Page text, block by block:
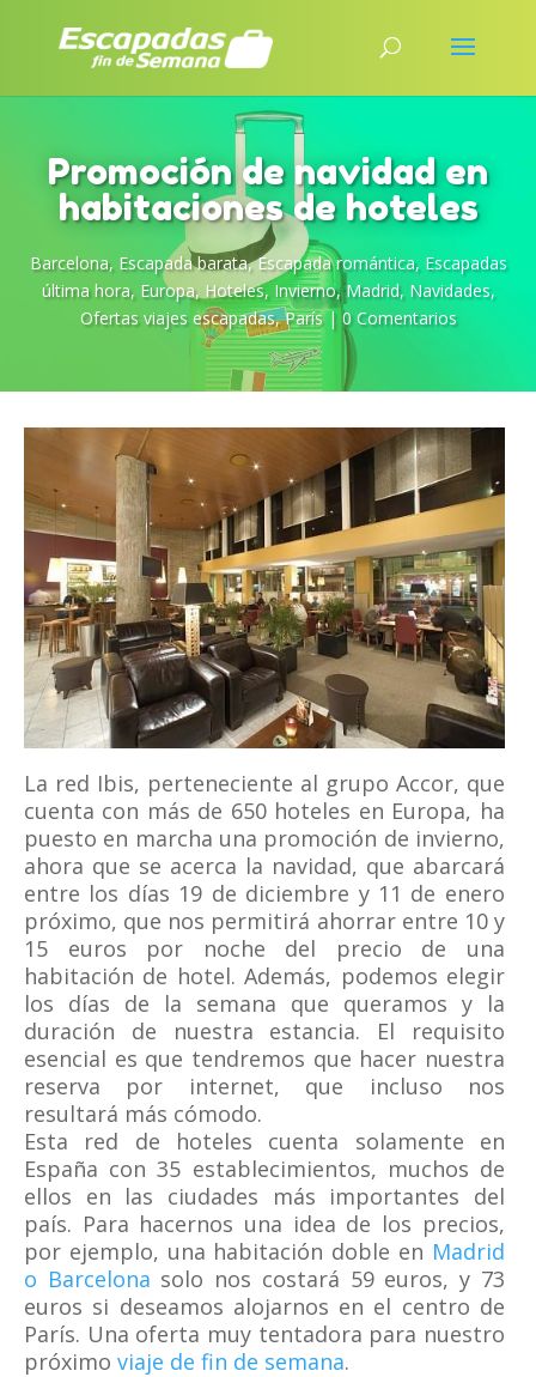
Promoción de navidad en
habitaciones de hoteles
Barcelona, Escapada barata,Escapada romántica, Escapadas
última hora, Europa, Hoteles, Invierno,Madrid, Navidades,
Ofertas viajes escapadas,París| 0 Comentarios
La red Ibis, perteneciente al grupo Accor, que
cuenta con más de 650 hoteles en Europa, ha
puesto en marcha una promoción de invierno,
ahora que se acerca la navidad, que abarcará
entre los días 19 de diciembre y 11 de enero
próximo, que nos permitirá ahorrar entre 10 y
15 euros por noche del precio de una
habitación de hotel. Además, podemos elegir
los días de la semana que queramos y la
duración de nuestra estancia. El requisito
esencial es que tendremos que hacer nuestra
reserva por internet, que incluso nos
resultará más cómodo.
Esta red de hoteles cuenta solamente en
España con 35 establecimientos, muchos de
ellos en las ciudades más importantes del
país. Para hacernos una idea de los precios,
por ejemplo, una habitación doble en Madrid
o Barcelona solo nos costará 59 euros, y 73
euros si deseamos alojarnos en el centro de
París. Una oferta muy tentadora para nuestro
próximo viaje de fin de semana.